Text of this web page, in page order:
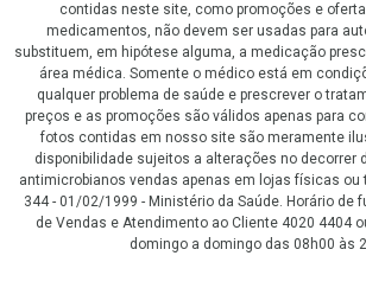
contidas neste site, como promoções e
medicamentos, não devem ser usadas para
substituem, em hipótese alguma, a medicação
área médica. Somente o médico está em
qualquer problema de saúde e prescrever o
preços e as promoções são válidos apenas para
fotos contidas em nosso site são meramente
disponibilidade sujeitos a alterações no decorrer
antimicrobianos vendas apenas em lojas físicas ou
344 - 01/02/1999 - Ministério da Saúde. Horário de
de Vendas e Atendimento ao Cliente 4020 4404
domingo a domingo das 08h00 às